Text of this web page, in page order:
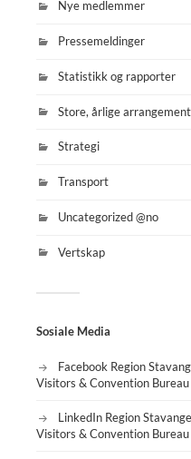
Nye medlemmer
Pressemeldinger
Statistikk og rapporter
Store, årlige arrangement
Strategi
Transport
Uncategorized @no
Vertskap
Sosiale Media
Facebook Region
Visitors & Convention Bureau
LinkedIn Region
Visitors & Convention Bureau